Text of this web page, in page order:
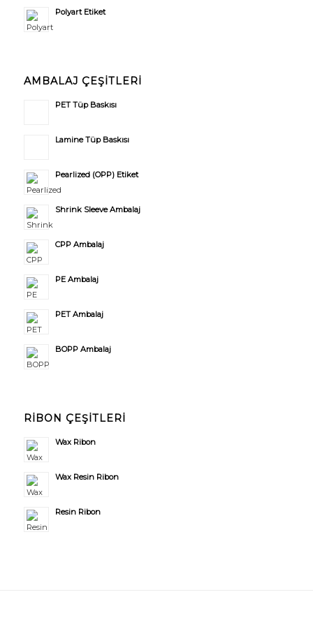
Polyart Etiket
AMBALAJ ÇEŞİTLERİ
PET Tüp Baskısı
Lamine Tüp Baskısı
Pearlized (OPP) Etiket
Shrink Sleeve Ambalaj
CPP Ambalaj
PE Ambalaj
PET Ambalaj
BOPP Ambalaj
RİBON ÇEŞİTLERİ
Wax Ribon
Wax Resin Ribon
Resin Ribon